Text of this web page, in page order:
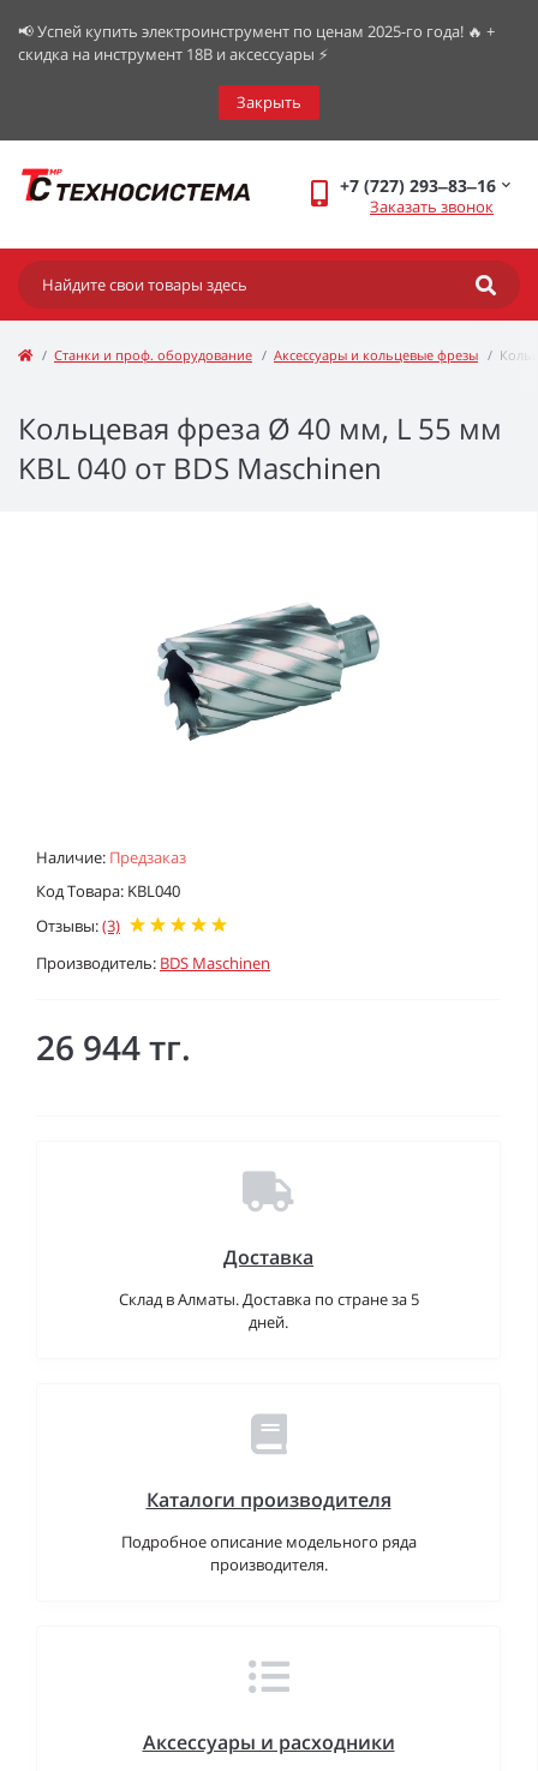
📢 Успей купить электроинструмент по ценам 2025-го года! 🔥 +
скидка на инструмент 18В и аксессуары ⚡️
Закрыть
+7 (727) 293‒83‒16
Заказать звонок
Станки и проф. оборудование Аксессуары и кольцевые фрезы
Кольцевая фреза Ø 40 мм, L 55 мм
KBL 040 от BDS Maschinen
Наличие: Предзаказ
Код Товара: KBL040
Отзывы:(3)
Производитель: BDS Maschinen
26 944 тг.
Доставка
Склад в Алматы. Доставка по стране за 5
дней.
Каталоги производителя
Подробное описание модельного ряда
производителя.
Аксессуары и расходники